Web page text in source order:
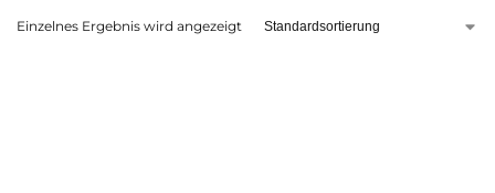
Einzelnes Ergebnis wird angezeigt